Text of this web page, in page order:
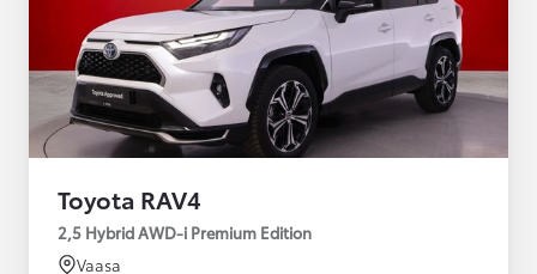
Toyota RAV4
2,5 Hybrid AWD-i Premium Edition
Vaasa